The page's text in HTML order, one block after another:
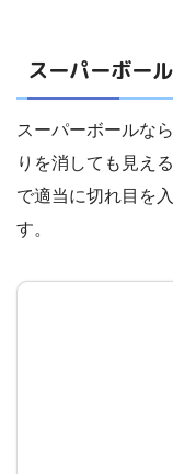
スーパーボー
スーパーボールな
りを消しても見え
で適当に切れ目を
す。